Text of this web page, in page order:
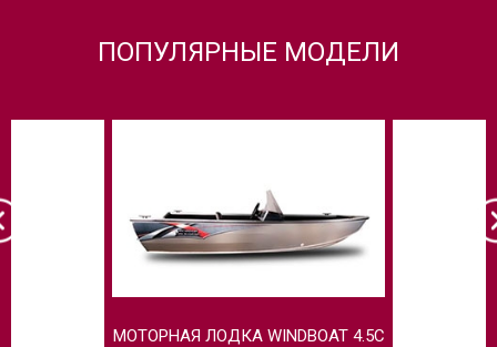
ПОПУЛЯРНЫЕ МОДЕЛИ
МОТОРНАЯ ЛОДКА WINDBOAT 4.5C